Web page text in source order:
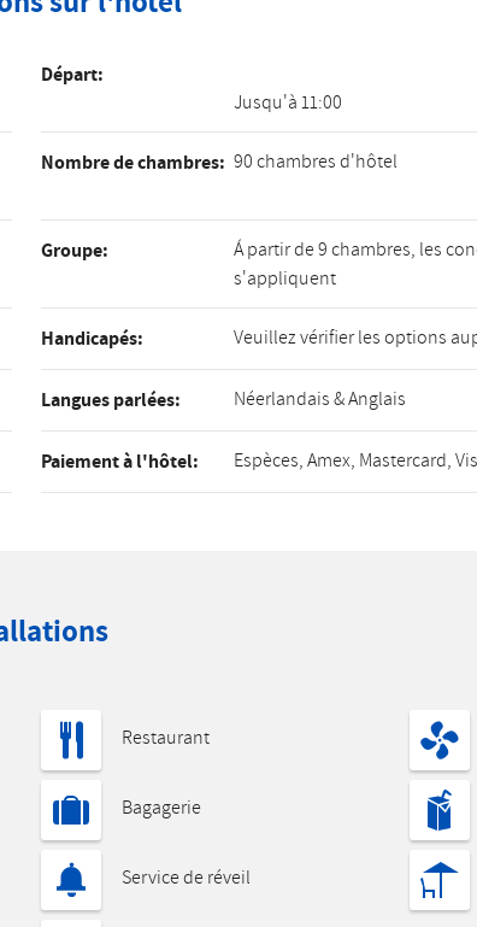
Départ:
Jusqu'à 11:00
Nombre de chambres: 90 chambres d'hôtel
Groupe:
Á partir de 9 chambres, les
s'appliquent
Handicapés: Veuillez vérifier les options
Langues parlées: Néerlandais & Anglais
Paiement à l'hôtel: Espèces, Amex, Mastercard,
Restaurant
Bagagerie
Service de réveil